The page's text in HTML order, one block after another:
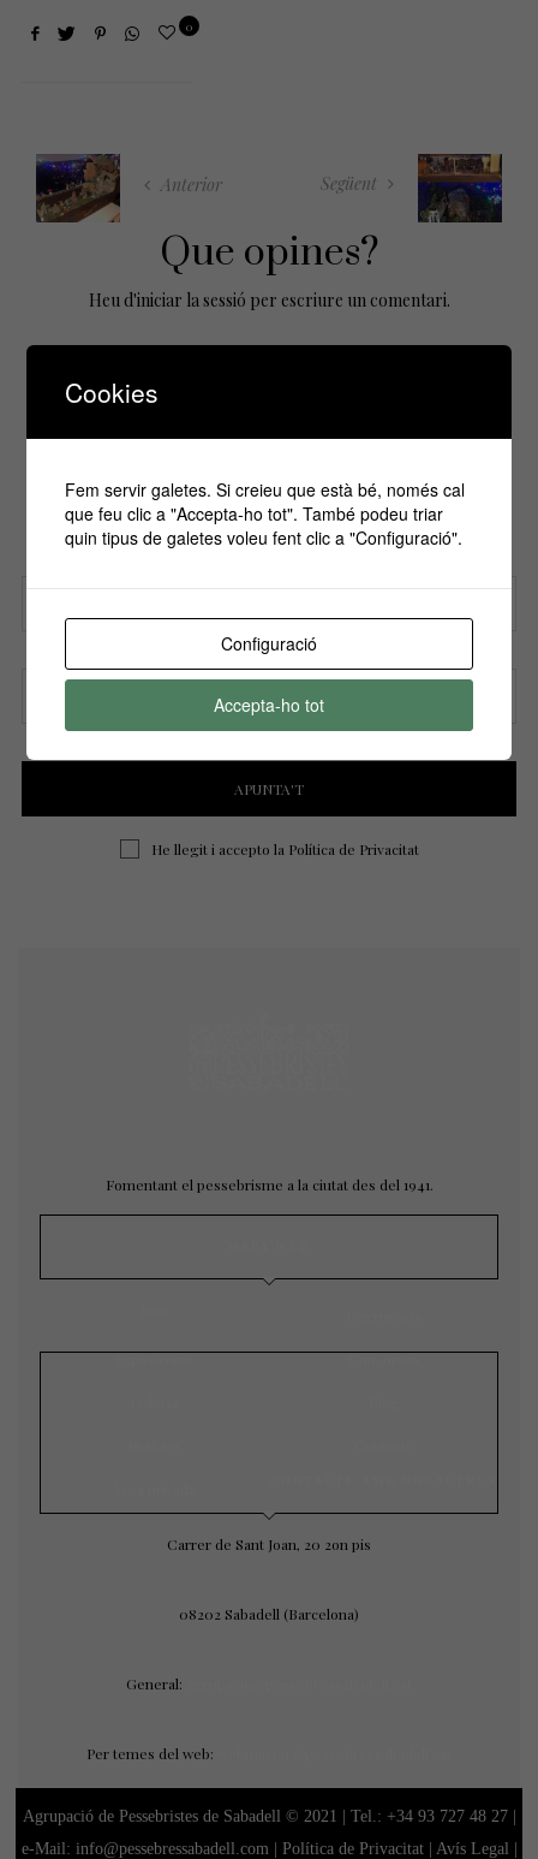
0
Anterior Següent
Que opines?
Heu d'iniciar la sessió per escriure un comentari.
Si vols estar informa't de tots els
esdeveniments, inscriu-te amb el teu email al
nostre butlletí!
Nom
Correu electrònic
He llegit i accepto la Política de Privacitat
Fomentant el pessebrisme a la ciutat des del 1941.
Exposicions Concursos
Carrer de Sant Joan, 20 2on pis
08202 Sabadell (Barcelona)
General:
Per temes del web:
Agrupació de Pessebristes de Sabadell © 2021 | Tel.: +34 93 727 48 27|
e-Mail: info@pessebressabadell.com | Política de Privacitat| Avís Legal
Cookies
Fem servir galetes. Si creieu que està bé, només cal
que feu clic a "Accepta-ho tot". També podeu triar
quin tipus de galetes voleu fent clic a "Configuració".
Configuració
Accepta-ho tot